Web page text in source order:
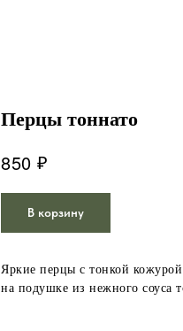
Перцы тоннато
850 ₽
В корзину
Яркие перцы с тонкой
на подушке из нежного соуса